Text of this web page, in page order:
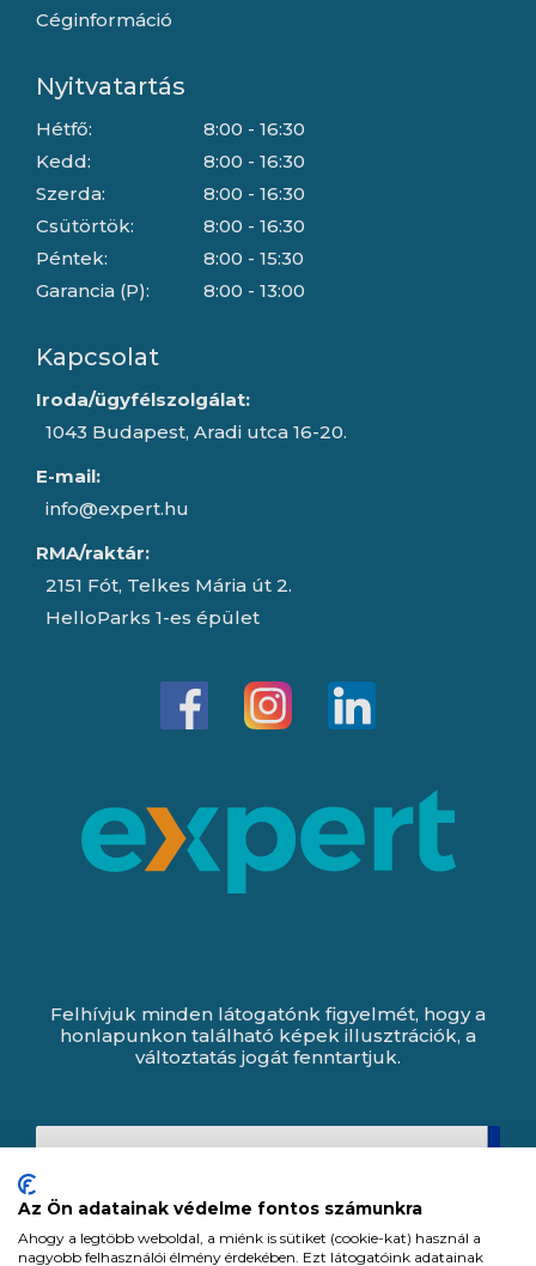
Céginformáció
Nyitvatartás
Hétfő:
Kedd:
Szerda:
Csütörtök:
Péntek:
Garancia (P):
8:00 - 16:30
8:00 - 16:30
8:00 - 16:30
8:00 - 16:30
8:00 - 15:30
8:00 - 13:00
Kapcsolat
Iroda/ügyfélszolgálat:
1043 Budapest, Aradi utca 16-20.
E-mail:
info@expert.hu
RMA/raktár:
2151 Fót, Telkes Mária út 2.
HelloParks 1-es épület
Felhívjuk minden látogatónk figyelmét, hogy a
honlapunkon található képek illusztrációk, a
változtatás jogát fenntartjuk.
Az Ön adatainak védelme fontos számunkra
Ahogy a legtöbb weboldal, a miénk is sütiket (cookie-kat) használ a
nagyobb felhasználói élmény érdekében. Ezt látogatóink adatainak